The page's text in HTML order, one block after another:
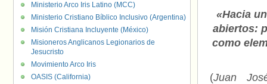
«Hacia
abiertos:
como
(Juan
Ministerio Arco Iris Latino (MCC)
Ministerio Cristiano Bíblico Inclusivo (Argentina)
Misión Cristiana Incluyente (México)
Misioneros Anglicanos Legionarios de
Jesucristo
Movimiento Arco Iris
OASIS (California)